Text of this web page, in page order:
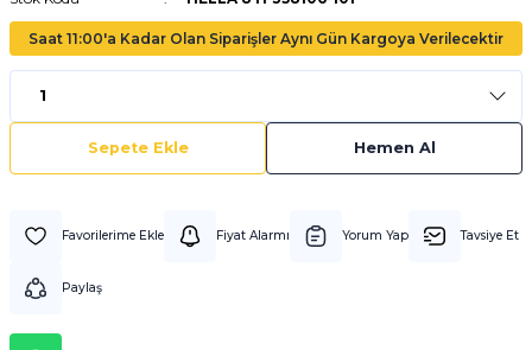
Saat 11:00'a Kadar Olan Siparişler Aynı Gün Kargoya Verilecektir
Sepete Ekle Hemen Al
Fiyat Alarmı Yorum Yap Tavsiye Et
Paylaş